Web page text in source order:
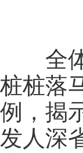
全体
桩桩落
例，揭
发人深